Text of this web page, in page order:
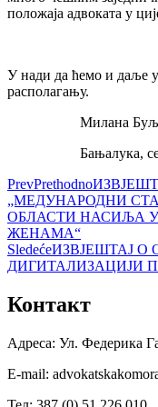
положаја адвоката у
У нади да ћемо и даље
располагању.
Милана
Бањалука,
PrevPrethodno
„МЕДУНАРОДНИ
ОБЛАСТИ НАСИЉА
ЖЕНАМА“
SledećeИЗВЈЕШТАЈ О
ДИГИТАЛИЗАЦИЈИ
Контакт
Адреса: Ул. Федерика
Е-mail: